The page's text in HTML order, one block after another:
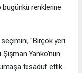
bugünkü renklerine
"Birçok yeri
Şişman Yanko'nun
tesadüf ettik.